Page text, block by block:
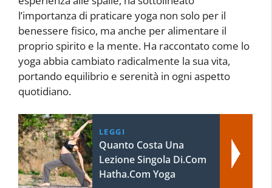
l’importanza di praticare yoga non solo per il
benessere fisico, ma anche per alimentare il
proprio spirito e la mente. Ha raccontato come lo
yoga abbia cambiato radicalmente la sua vita,
portando equilibrio e serenità in ogni aspetto
quotidiano.
LEGGI
Quanto Costa Una
Lezione Singola Di.Com
Hatha.Com Yoga